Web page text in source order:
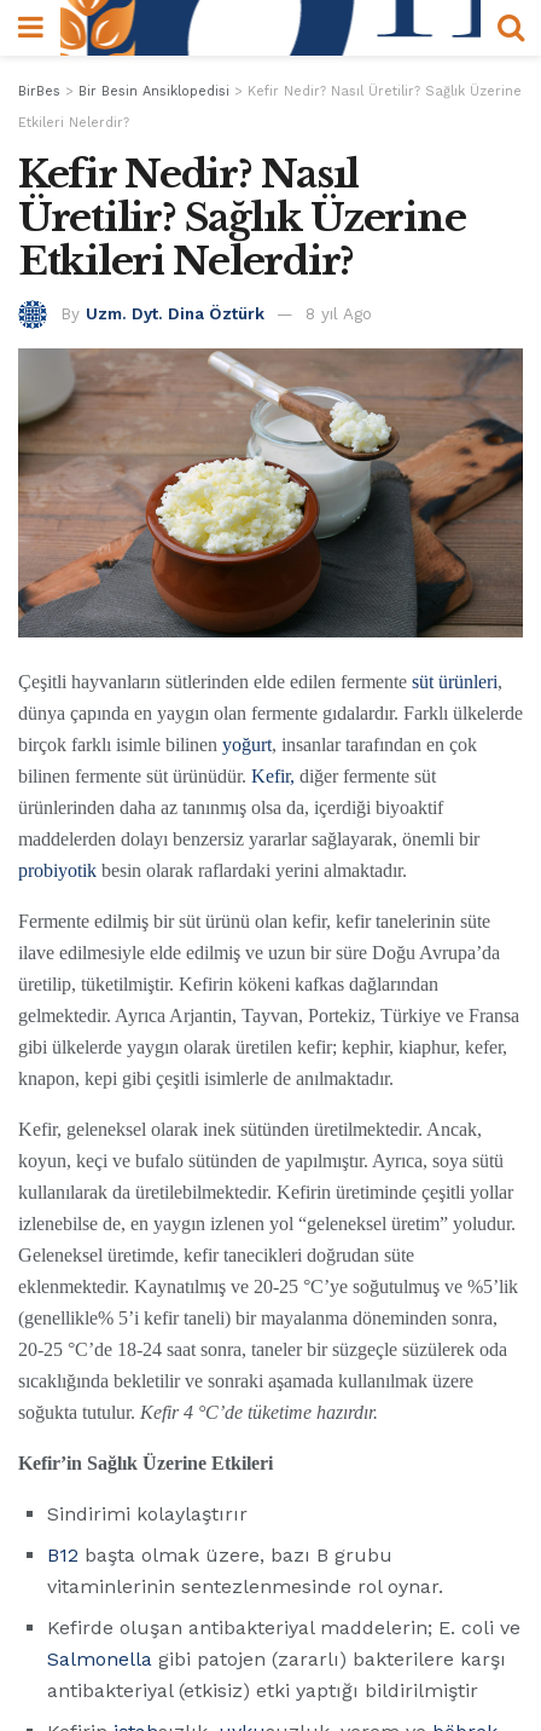
BirBes > Bir Besin Ansiklopedisi > Kefir Nedir? Nasıl Üretilir? Sağlık Üzerine
Etkileri Nelerdir?
Kefir Nedir? Nasıl
Üretilir? Sağlık Üzerine
Etkileri Nelerdir?
By Uzm. Dyt. Dina Öztürk 8 yıl Ago
Çeşitli hayvanların sütlerinden elde edilen fermente süt ürünleri,
dünya çapında en yaygın olan fermente gıdalardır. Farklı ülkelerde
birçok farklı isimle bilinen yoğurt, insanlar tarafından en çok
bilinen fermente süt ürünüdür. Kefir, diğer fermente süt
ürünlerinden daha az tanınmış olsa da, içerdiği biyoaktif
maddelerden dolayı benzersiz yararlar sağlayarak, önemli bir
probiyotik besin olarak raflardaki yerini almaktadır.
Fermente edilmiş bir süt ürünü olan kefir, kefir tanelerinin süte
ilave edilmesiyle elde edilmiş ve uzun bir süre Doğu Avrupa’da
üretilip, tüketilmiştir. Kefirin kökeni kafkas dağlarından
gelmektedir. Ayrıca Arjantin, Tayvan, Portekiz, Türkiye ve Fransa
gibi ülkelerde yaygın olarak üretilen kefir; kephir, kiaphur, kefer,
knapon, kepi gibi çeşitli isimlerle de anılmaktadır.
Kefir, geleneksel olarak inek sütünden üretilmektedir. Ancak,
koyun, keçi ve bufalo sütünden de yapılmıştır. Ayrıca, soya sütü
kullanılarak da üretilebilmektedir. Kefirin üretiminde çeşitli yollar
izlenebilse de, en yaygın izlenen yol “geleneksel üretim” yoludur.
Geleneksel üretimde, kefir tanecikleri doğrudan süte
eklenmektedir. Kaynatılmış ve 20-25 °C’ye soğutulmuş ve %5’lik
(genellikle% 5’i kefir taneli) bir mayalanma döneminden sonra,
20-25 °C’de 18-24 saat sonra, taneler bir süzgeçle süzülerek oda
sıcaklığında bekletilir ve sonraki aşamada kullanılmak üzere
soğukta tutulur. Kefir 4 °C’de tüketime hazırdır.
Kefir’in Sağlık Üzerine Etkileri
Sindirimi kolaylaştırır
B12 başta olmak üzere, bazı B grubu
vitaminlerinin sentezlenmesinde rol oynar.
Kefirde oluşan antibakteriyal maddelerin; E. coli ve
Salmonella gibi patojen (zararlı) bakterilere karşı
antibakteriyal (etkisiz) etki yaptığı bildirilmiştir